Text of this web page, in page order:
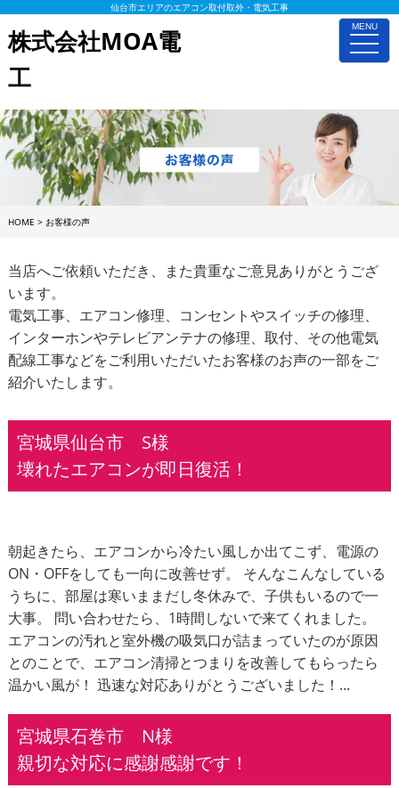
MENU
toggle
仙台市エリアのエアコン取付取外・電気工事
株式会社MOA電
工
HOME > お客様の声
当店へご依頼いただき、また貴重なご意見ありがとうござ
います。
電気工事、エアコン修理、コンセントやスイッチの修理、
インターホンやテレビアンテナの修理、取付、その他電気
配線工事などをご利用いただいたお客様のお声の一部をご
紹介いたします。
宮城県仙台市 S様
壊れたエアコンが即日復活！
朝起きたら、エアコンから冷たい風しか出てこず、電源の
ON・OFFをしても一向に改善せず。 そんなこんなしている
うちに、部屋は寒いままだし冬休みで、子供もいるので一
大事。 問い合わせたら、1時間しないで来てくれました。
エアコンの汚れと室外機の吸気口が詰まっていたのが原因
とのことで、エアコン清掃とつまりを改善してもらったら
温かい風が！ 迅速な対応ありがとうございました！...
宮城県石巻市 N様
親切な対応に感謝感謝です！